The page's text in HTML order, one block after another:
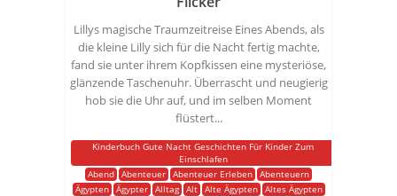
Lillys magische Traumzeitreise Eines Abends, als
die kleine Lilly sich für die Nacht fertig machte,
fand sie unter ihrem Kopfkissen eine mysteriöse,
glänzende Taschenuhr. Überrascht und neugierig
hob sie die Uhr auf, und im selben Moment
flüstert...
Kinderbuch Gute Nacht Geschichten Für Kinder Zum
Einschlafen
Abend Abenteuer Abenteuer Erleben Abenteuern
Ägypten
Ägypter Alltag Alt Alte Ägypten
Altes Ägypten